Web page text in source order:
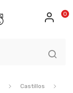
0
Castillos